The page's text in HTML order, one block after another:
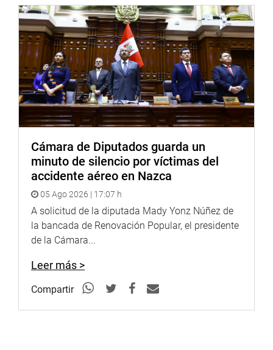
La sesión del Pleno se levantó a las 11:18 de la
noche con la aprobación de la exoneración de la segunda
votación de la Ley de Negociación Colectiva. Obtuvo 56
votos a favor, 7 en contra y 1 abstención.
PRENSA CONGRESO
Cámara de Diputados guarda un
minuto de silencio por víctimas del
accidente aéreo en Nazca
05 Ago 2026 | 17:07 h
A solicitud de la diputada Mady Yonz Núñez de
la bancada de Renovación Popular, el presidente
de la Cámara...
Leer más >
Compartir